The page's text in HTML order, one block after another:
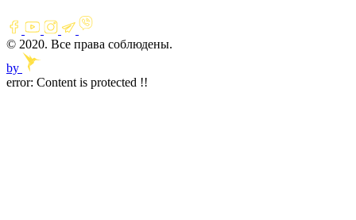
© 2020. Все права соблюдены.
by
error: Content is protected !!